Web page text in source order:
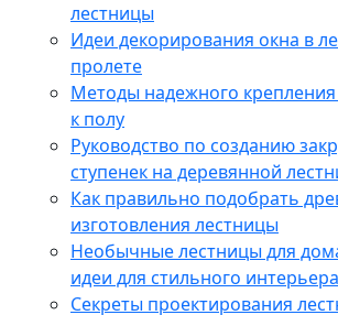
лестницы
Идеи декорирования окна в
пролете
Методы надежного
к полу
Руководство по созданию
ступенек на деревянной
Как правильно подобрать
изготовления лестницы
Необычные лестницы для
идеи для стильного интерьера
Секреты проектирования